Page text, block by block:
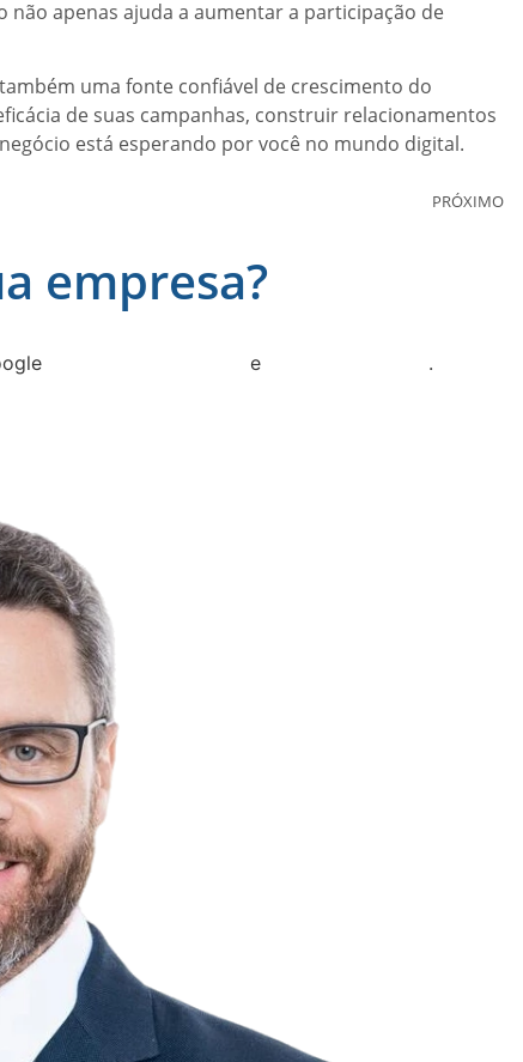
apenas ajuda a aumentar a participação de
uma fonte confiável de crescimento do
de suas campanhas, construir relacionamentos
está esperando por você no mundo digital.
PRÓXIMO
empresa?
e .